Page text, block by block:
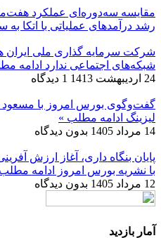
مقایسه سه‌دوره‌ای عملکرد
رشد درآمدهای عملیاتی با اتکا
شرکت سرمایه گذاری ملی ایران
شبکه‌های اجتماعی ندارد ادامه
24 اردیبهشت 1413
1 دیدگاه
گفت‌وگوی بورس امروز با مسعود
لیزینگ ادامه مطلب »
14 مرداد 1405
بدون دیدگاه
پایان بنگاه داری، آغاز ارزش
با نشریه بورس امروز
ادامه
12 مرداد 1405
بدون دیدگاه
آمار بازدید